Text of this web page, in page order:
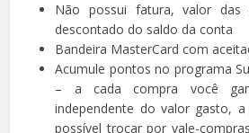
Não possui fatura, valor das
descontado do saldo da conta
Bandeira MasterCard com
Acumule pontos no programa
– a cada compra você
independente do valor gasto,
possível trocar por vale-